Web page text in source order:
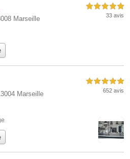
Marseille
5,0 étoiles sur 5
33 avis
Marseille
5,0 étoiles sur 5
652 avis